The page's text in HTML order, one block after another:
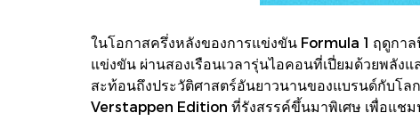
ในโอกาสครึ่งหลังของการแข่งขัน Formula 1 ฤดูก
แข่งขัน ผ่านสองเรือนเวลารุ่นไอคอนที่เปี่ยมด้วยพลั
สะท้อนถึงประวัติศาสตร์อันยาวนานของแบรนด์กับโ
Verstappen Edition ที่รังสรรค์ขึ้นมาพิเศษ เพื่อแชม